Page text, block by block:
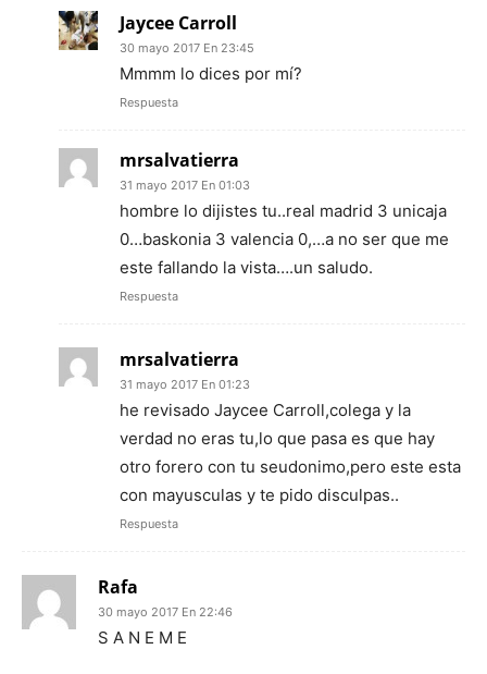
Jaycee Carroll
30 mayo 2017 En 23:45
Mmmm lo dices por mí?
Respuesta
mrsalvatierra
31 mayo 2017 En 01:03
hombre lo dijistes tu..real madrid 3 unicaja
0…baskonia 3 valencia 0,…a no ser que me
este fallando la vista….un saludo.
Respuesta
mrsalvatierra
31 mayo 2017 En 01:23
he revisado Jaycee Carroll,colega y la
verdad no eras tu,lo que pasa es que hay
otro forero con tu seudonimo,pero este esta
con mayusculas y te pido disculpas..
Respuesta
Rafa
30 mayo 2017 En 22:46
S A N E M E